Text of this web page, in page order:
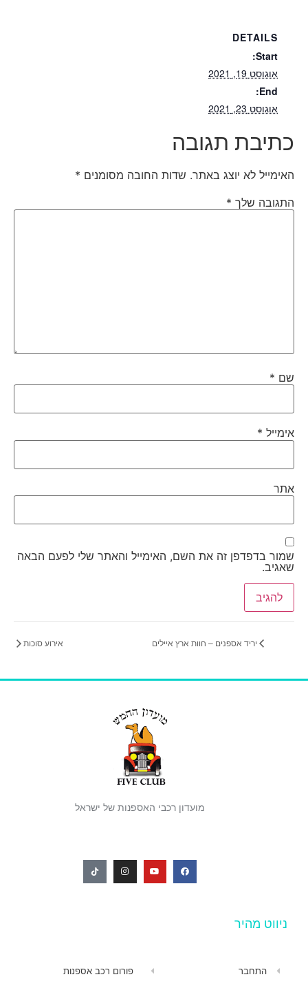
DETAILS
Start:
אוגוסט 19, 2021
End:
אוגוסט 23, 2021
כתיבת תגובה
האימייל לא יוצג באתר. שדות החובה מסומנים *
התגובה שלך *
שם *
אימייל *
אתר
שמור בדפדפן זה את השם, האימייל והאתר שלי לפעם הבאה
שאגיב.
יריד אספנים – חוות ארץ איילים אירוע סוכות
מועדון רכבי האספנות של ישראל
ניווט מהיר
התחבר פורום רכב אספנות